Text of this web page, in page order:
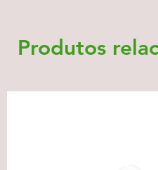
Produtos